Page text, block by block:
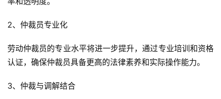
2、仲裁员专业化
劳动仲裁员的专业水平将进一步提升，通过专业培训和资格
认证，确保仲裁员具备更高的法律素养和实际操作能力。
3、仲裁与调解结合